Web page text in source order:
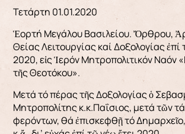
Τετάρτη 01.01.2020
Ἑορτή Μεγάλου Βασιλείου. Ὄρθρου,
Θείας Λειτουργίας καί Δοξολογίας ἐπί
2020, εἰς Ἱερόν Μητροπολιτικόν Ναόν
τῆς Θεοτόκου».
Μετά τό πέρας τῆς Δοξολογίας ὁ
Μητροπολίτης κ.κ.Παΐσιος, μετά τῶν
φερόντων, θά ἐπισκεφθῇ τό